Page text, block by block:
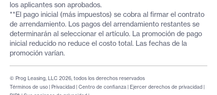
los aplicantes son aprobados.
**El pago inicial (más impuestos) se cobra al firmar el contrato
de arrendamiento. Los pagos del arrendamiento restantes se
determinarán al seleccionar el artículo. La promoción de pago
inicial reducido no reduce el costo total. Las fechas de la
promoción varían.
Términos de uso | Privacidad | Centro de confianza | Ejercer derechos de privacidad |
© Prog Leasing, LLC 2026, todos los derechos reservados